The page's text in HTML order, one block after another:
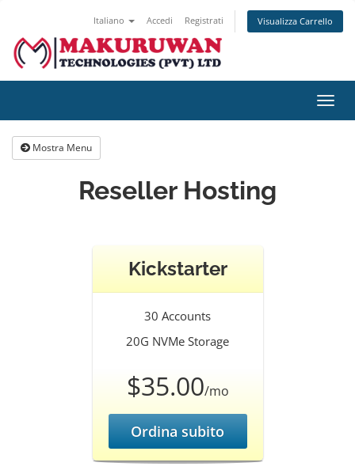
Italiano Accedi Registrati Visualizza Carrello
Attiva
Mostra Menu
Reseller Hosting
Kickstarter
30 Accounts
20G NVMe Storage
$35.00/mo
Ordina subito